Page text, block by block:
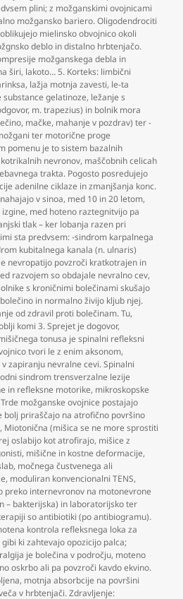
plini; z možganskimi ovojnicami
možgansko bariero. Oligodendrociti
mielinsko obvojnico okoli
deblo in distalno hrbtenjačo.
možganskega debla in
širi, lakoto… 5. Korteks: limbični
, lažja motnja zavesti, le-ta
gelatinoze, ležanje s
, m. trapezius) in bolnik mora
, mačke, mahanje v pozdrav) ter -
ter motorične proge
pomenu je to sistem bazalnih
nevronov, maščobnih celicah
trakta. Pogosto posredujejo
adenilne ciklaze in zmanjšanja konc.
v sinoa, med 10 in 20 letom,
, med hoteno raztegnitvijo pa
tlak – ker lobanja razen pri
sta predvsem: -sindrom karpalnega
kubitalnega kanala (n. ulnaris)
nevropatijo povzroči kratkotrajen in
razvojem so obdajale nevralno cev,
s kroničnimi bolečinami skušajo
in normalno živijo kljub njej.
od zdravil proti bolečinam. Tu,
komi 3. Sprejet je dogovor,
tonusa je spinalni refleksni
tvori le z enim aksonom,
zapiranju nevralne cevi. Spinalni
sindrom trensverzalne lezije
in refleksne motorike, mikroskopske
možganske ovojnice postajajo
bolj priraščajo na atrofično površino
, Miotonična (mišica se ne more sprostiti
oslabijo kot atrofirajo, mišice z
, mišične in kostne deformacije,
, močnega čustvenega ali
, moduliran konvencionalni TENS,
preko internevronov na motonevrone
– bakterijska) in laboratorijsko ter
so antibiotiki (po antibiogramu).
kontrola refleksnega loka za
ki zahtevajo opozicijo palca;
je bolečina v področju, moteno
oskrbo ali pa povzroči kavdo ekvino.
, motnja absorbcije na površini
v hrbtenjači. Zdravljenje: